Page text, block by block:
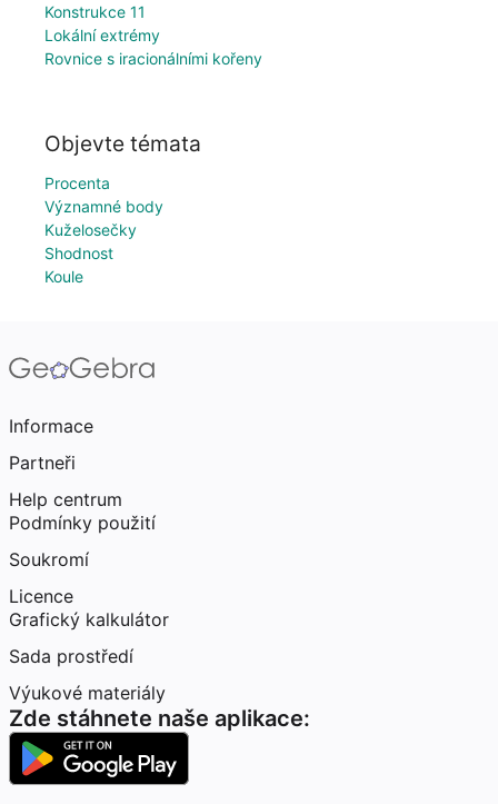
Konstrukce 11
Lokální extrémy
Rovnice s iracionálními kořeny
Objevte témata
Procenta
Významné body
Kuželosečky
Shodnost
Koule
Informace
Partneři
Help centrum
Podmínky použití
Soukromí
Licence
Grafický kalkulátor
Sada prostředí
Výukové materiály
Zde stáhnete naše aplikace: